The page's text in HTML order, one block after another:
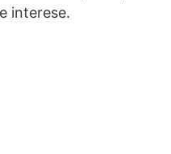
interese.